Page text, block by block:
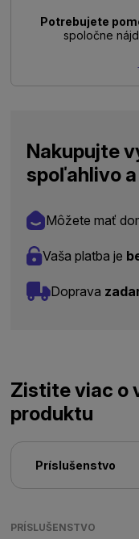
Potrebujete
spoločne
Nakupujte
spoľahlivo
Môžete mať
Vaša platba je
Doprava
Zistite viac o
produktu
Príslušenstvo
PRÍSLUŠENSTVO